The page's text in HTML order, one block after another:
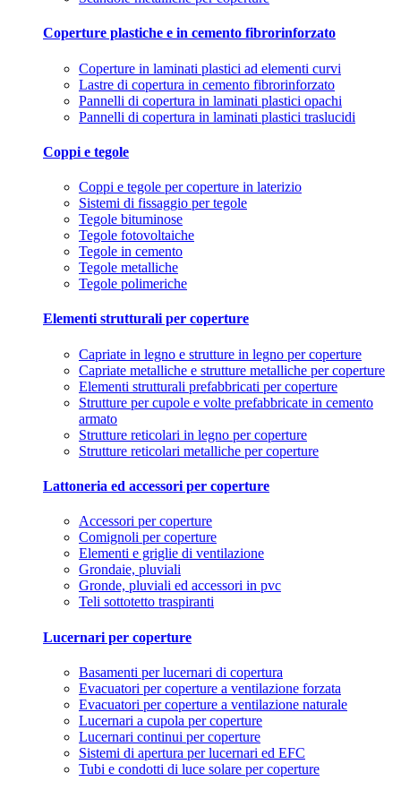
Coperture plastiche e in cemento fibrorinforzato
Coperture in laminati plastici ad elementi curvi
Lastre di copertura in cemento fibrorinforzato
Pannelli di copertura in laminati plastici opachi
Pannelli di copertura in laminati plastici traslucidi
Coppi e tegole
Coppi e tegole per coperture in laterizio
Sistemi di fissaggio per tegole
Tegole bituminose
Tegole fotovoltaiche
Tegole in cemento
Tegole metalliche
Tegole polimeriche
Elementi strutturali per coperture
Capriate in legno e strutture in legno per coperture
Capriate metalliche e strutture metalliche per coperture
Elementi strutturali prefabbricati per coperture
Strutture per cupole e volte prefabbricate in cemento
armato
Strutture reticolari in legno per coperture
Strutture reticolari metalliche per coperture
Lattoneria ed accessori per coperture
Accessori per coperture
Comignoli per coperture
Elementi e griglie di ventilazione
Grondaie, pluviali
Gronde, pluviali ed accessori in pvc
Teli sottotetto traspiranti
Lucernari per coperture
Basamenti per lucernari di copertura
Evacuatori per coperture a ventilazione forzata
Evacuatori per coperture a ventilazione naturale
Lucernari a cupola per coperture
Lucernari continui per coperture
Sistemi di apertura per lucernari ed EFC
Tubi e condotti di luce solare per coperture